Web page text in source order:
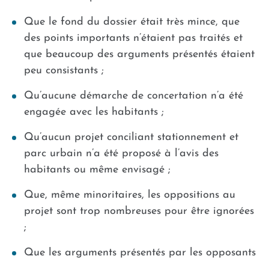
Que le fond du dossier était très mince, que
des points importants n’étaient pas traités et
que beaucoup des arguments présentés étaient
peu consistants ;
Qu’aucune démarche de concertation n’a été
engagée avec les habitants ;
Qu’aucun projet conciliant stationnement et
parc urbain n’a été proposé à l’avis des
habitants ou même envisagé ;
Que, même minoritaires, les oppositions au
projet sont trop nombreuses pour être ignorées
;
Que les arguments présentés par les opposants